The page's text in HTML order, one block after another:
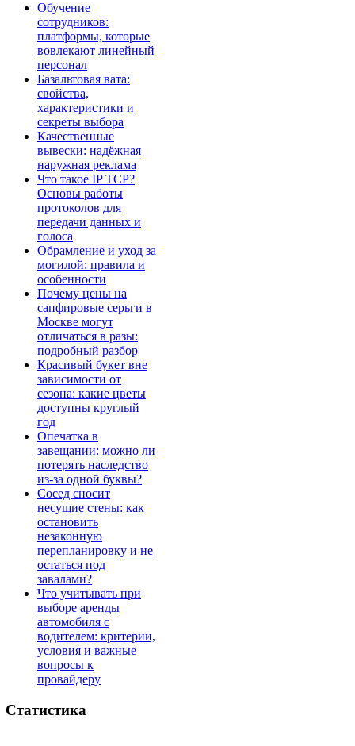
Обучение
сотрудников:
платформы, которые
вовлекают линейный
персонал
Базальтовая вата:
свойства,
характеристики и
секреты выбора
Качественные
вывески: надёжная
наружная реклама
Что такое IP TCP?
Основы работы
протоколов для
передачи данных и
голоса
Обрамление и уход за
могилой: правила и
особенности
Почему цены на
сапфировые серьги в
Москве могут
отличаться в разы:
подробный разбор
Красивый букет вне
зависимости от
сезона: какие цветы
доступны круглый
год
Опечатка в
завещании: можно ли
потерять наследство
из-за одной буквы?
Сосед сносит
несущие стены: как
остановить
незаконную
перепланировку и не
остаться под
завалами?
Что учитывать при
выборе аренды
автомобиля с
водителем: критерии,
условия и важные
вопросы к
провайдеру
Статистика